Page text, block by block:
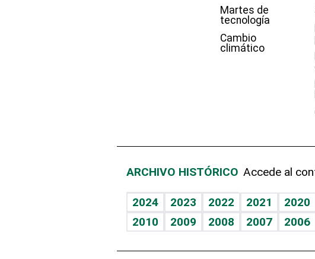
Martes de
tecnología
Cambio
climático
ARCHIVO HISTÓRICO Accede al
2024 2023 2022 2021 2020
2010
2009 2008 2007 2006